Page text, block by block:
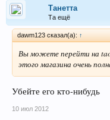
Танетта
Та ещё
dawm123 сказал(а): ↑
Вы можете перейти на
этого магазина очень
Убейте его кто-нибудь
10 июл 2012